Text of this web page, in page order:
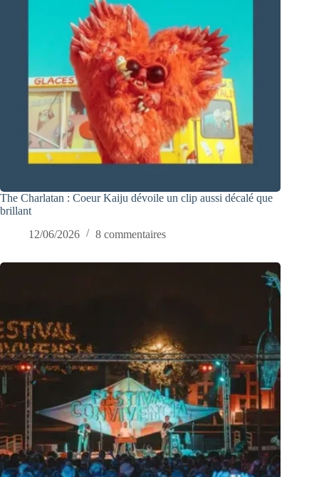
The Charlatan : Coeur Kaiju dévoile un clip aussi décalé que
brillant
12/06/2026
8 commentaires